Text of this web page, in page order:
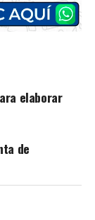
elaborar
de